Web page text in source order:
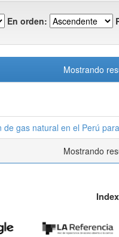
En orden:
Mostrando
gas natural en el Perú
Mostrando